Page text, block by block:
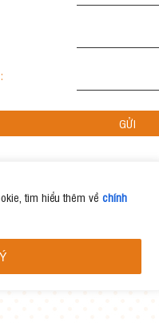
tìm hiểu thêm về chính